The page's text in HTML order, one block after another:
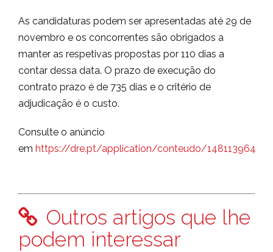
As candidaturas podem ser apresentadas até 29 de
novembro e os concorrentes são obrigados a
manter as respetivas propostas por 110 dias a
contar dessa data. O prazo de execução do
contrato prazo é de 735 dias e o critério de
adjudicação é o custo.
Consulte o anúncio
em https://dre.pt/application/conteudo/148113964
Outros artigos que lhe
podem interessar